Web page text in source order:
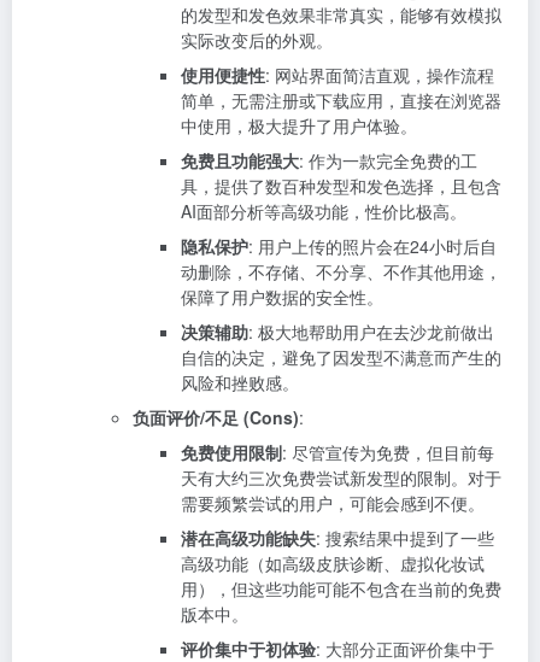
的发型和发色效果非常真实，能够有效模拟
实际改变后的外观。
使用便捷性: 网站界面简洁直观，操作流程
简单，无需注册或下载应用，直接在浏览器
中使用，极大提升了用户体验。
免费且功能强大: 作为一款完全免费的工
具，提供了数百种发型和发色选择，且包含
AI面部分析等高级功能，性价比极高。
隐私保护: 用户上传的照片会在24小时后自
动删除，不存储、不分享、不作其他用途，
保障了用户数据的安全性。
决策辅助: 极大地帮助用户在去沙龙前做出
自信的决定，避免了因发型不满意而产生的
风险和挫败感。
负面评价/不足 (Cons):
免费使用限制: 尽管宣传为免费，但目前每
天有大约三次免费尝试新发型的限制。对于
需要频繁尝试的用户，可能会感到不便。
潜在高级功能缺失: 搜索结果中提到了一些
高级功能（如高级皮肤诊断、虚拟化妆试
用），但这些功能可能不包含在当前的免费
版本中。
评价集中于初体验: 大部分正面评价集中于